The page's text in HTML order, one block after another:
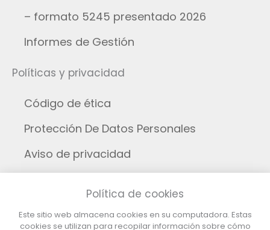
– formato 5245 presentado 2026
Informes de Gestión
Políticas y privacidad
Código de ética
Protección De Datos Personales
Aviso de privacidad
Política de cookies
Este sitio web almacena cookies en su computadora. Estas
cookies se utilizan para recopilar información sobre cómo